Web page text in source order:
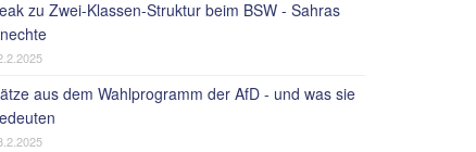
zu Zwei-Klassen-Struktur beim BSW - Sahras
aus dem Wahlprogramm der AfD - und was sie